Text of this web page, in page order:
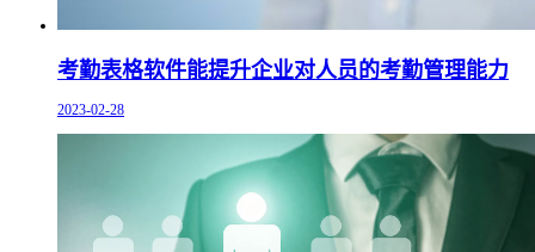
考勤表格软件能提升企业对人员的考勤管理能力
2023-02-28